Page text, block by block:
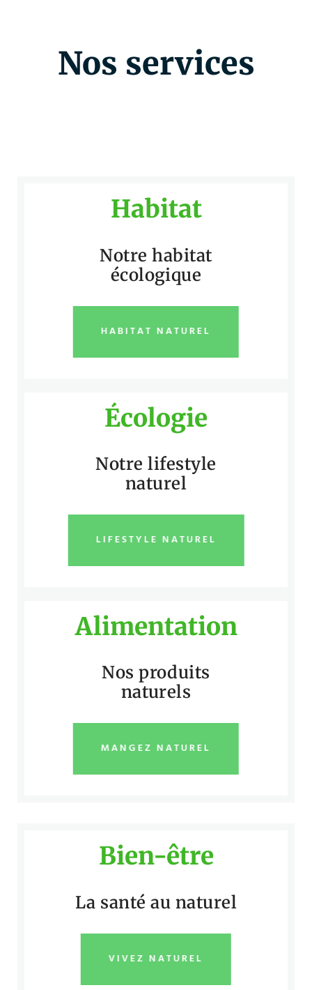
Nos services
Habitat
Notre habitat
écologique
HABITAT NATUREL
Écologie
Notre lifestyle
naturel
LIFESTYLE NATUREL
Alimentation
Nos produits
naturels
MANGEZ NATUREL
Bien-être
La santé au naturel
VIVEZ NATUREL